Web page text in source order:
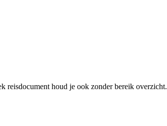
reisdocument houd je ook zonder bereik overzicht.